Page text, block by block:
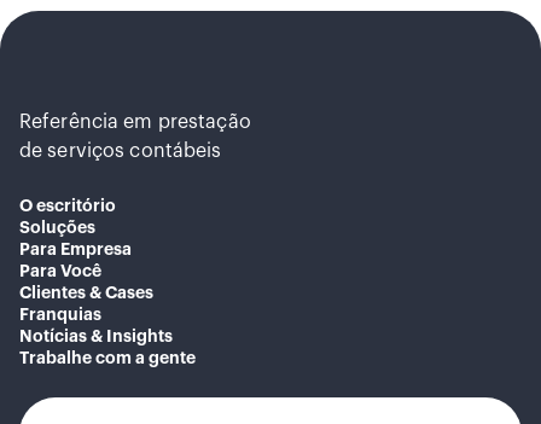
Referência em prestação
de serviços contábeis
O escritório
Soluções
Para Empresa
Para Você
Clientes & Cases
Franquias
Notícias & Insights
Trabalhe com a gente